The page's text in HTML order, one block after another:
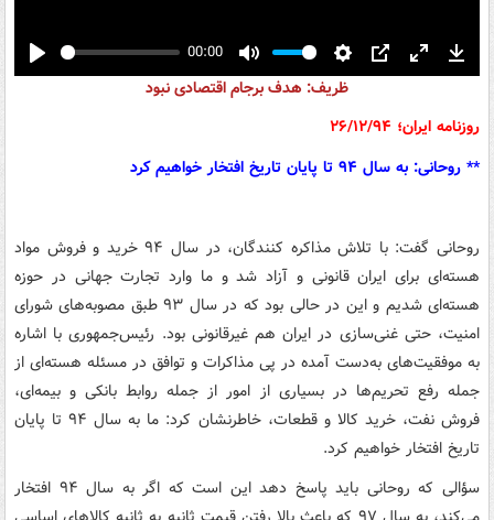
Play
00:00
Mute Settings
PIP Enter
ظریف: هدف برجام اقتصادی نبود
روزنامه ایران؛ ۲۶/۱۲/۹۴
** روحانی: به سال ۹۴ تا پایان تاریخ افتخار خواهیم کرد
روحانی گفت: با تلاش مذاکره کنندگان، در سال ۹۴ خرید و فروش مواد
هسته‌ای برای ایران قانونی و آزاد شد و ما وارد تجارت جهانی در حوزه
هسته‌ای شدیم و این در حالی بود که در سال ۹۳ طبق مصوبه‌های شورای
امنیت، حتی غنی‌سازی در ایران هم غیرقانونی بود. رئیس‌جمهوری با اشاره
به موفقیت‌های به‌دست آمده در پی مذاکرات و توافق در مسئله هسته‌ای از
جمله رفع تحریم‌ها در بسیاری از امور از جمله روابط بانکی و بیمه‌ای،
فروش نفت، خرید کالا و قطعات، خاطرنشان کرد: ما به سال ۹۴ تا پایان
تاریخ افتخار خواهیم کرد.
سؤالی که روحانی باید پاسخ دهد این است که اگر به سال ۹۴ افتخار